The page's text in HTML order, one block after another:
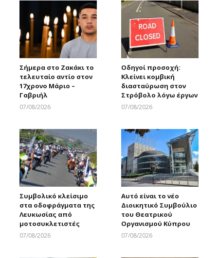
Σήμερα στο Ζακάκι το
τελευταίο αντίο στον
17χρονο Μάριο –
Γαβριήλ
07/08/2026
Οδηγοί προσοχή:
Κλείνει κομβική
διασταύρωση στον
Στρόβολο λόγω έργων
07/08/2026
Συμβολικό κλείσιμο
στα οδοφράγματα της
Λευκωσίας από
μοτοσυκλετιστές
07/08/2026
Αυτό είναι το νέο
Διοικητικό Συμβούλιο
του Θεατρικού
Οργανισμού Κύπρου
07/08/2026